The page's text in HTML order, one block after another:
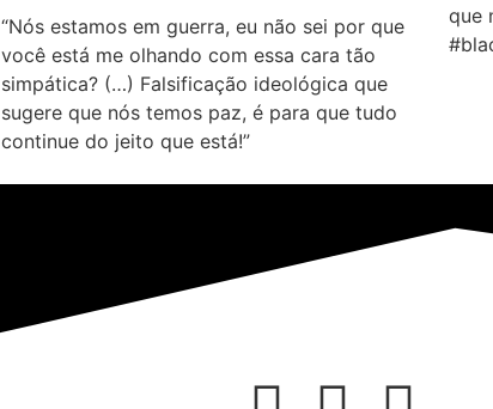
“Nós estamos em guerra, eu não sei por que
você está me olhando com essa cara tão
simpática? (…) Falsificação ideológica que
sugere que nós temos paz, é para que tudo
continue do jeito que está!”
que